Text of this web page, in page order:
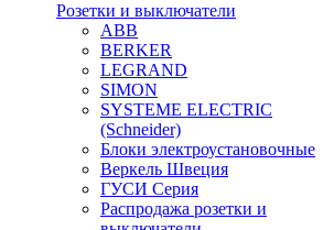
Розетки и выключатели
ABB
BERKER
LEGRAND
SIMON
SYSTEME ELECTRIC
(Schneider)
Блоки электроустановочные
Веркель Швеция
ГУСИ Серия
Распродажа розетки и